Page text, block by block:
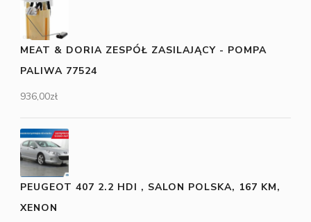
MEAT & DORIA ZESPÓŁ ZASILAJĄCY - POMPA
PALIWA 77524
936,00zł
PEUGEOT 407 2.2 HDI , SALON POLSKA, 167 KM,
XENON